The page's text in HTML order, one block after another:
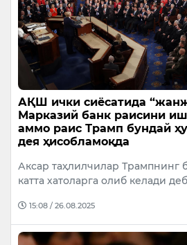
АҚШ ички сиёсатида
Марказий банк раисини
аммо раис Трамп бундай
дея ҳисобламоқда
Аксар таҳлилчилар Трампнинг
катта хатоларга олиб келади
15:08 / 26.08.2025